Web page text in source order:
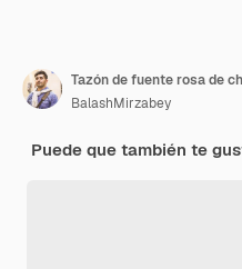
BalashMirzabey
Puede que también te